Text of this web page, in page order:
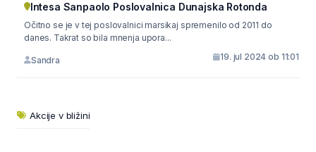
Intesa Sanpaolo Poslovalnica Dunajska Rotonda
Očitno se je v tej poslovalnici marsikaj spremenilo od 2011 do
danes. Takrat so bila mnenja upora...
Sandra 19. jul 2024 ob 11:01
Akcije v bližini